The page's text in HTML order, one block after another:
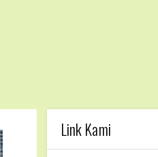
Link Kami